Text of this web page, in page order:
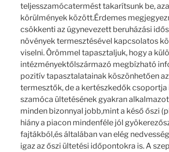
teljesszamócatermést takarítsunk be,
körülmények között.Érdemes
csökkenti az úgynevezett beruházási
növények termesztésével kapcsolatos
viselni. Örömmel tapasztaljuk, hogy a
intézményektőlszármazó megbízható
pozitív tapasztalatainak köszönhetően
termesztők, de a kertészkedők
szamóca ültetésének gyakran
minden bizonnyal jobb,mint a késő őszi
hiány a piacon mindenféle jól
fajtákból,és általában van elég
igaz az őszi ültetési időpontokra is. A